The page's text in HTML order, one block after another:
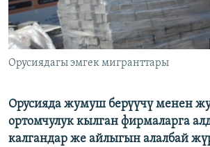
ЭЕ/АРнун бардык сайттары
Орусиядагы эмгек мигранттары
Орусияда жумуш берүүчү менен
ортомчулук кылган фирмаларга
калгандар же айлыгын алалбай